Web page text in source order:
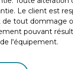
Le client est
de tout dommage
pouvant
l'équipement.